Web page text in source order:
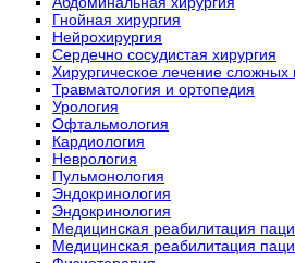
Гнойная хирургия
Нейрохирургия
Сердечно сосудистая хирургия
Хирургическое лечение
Травматология и ортопедия
Урология
Офтальмология
Кардиология
Неврология
Пульмонология
Эндокринология
Эндокринология
Медицинская реабилитация
Медицинская реабилитация